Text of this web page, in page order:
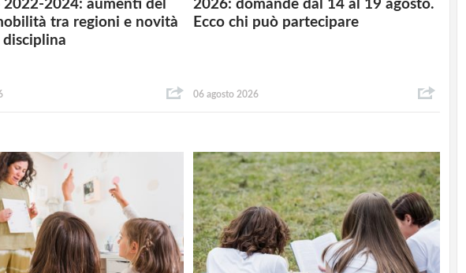
2024: aumenti del
tra regioni e novità
2026: domande dal 14 al 19 agosto.
Ecco chi può partecipare
06 agosto 2026